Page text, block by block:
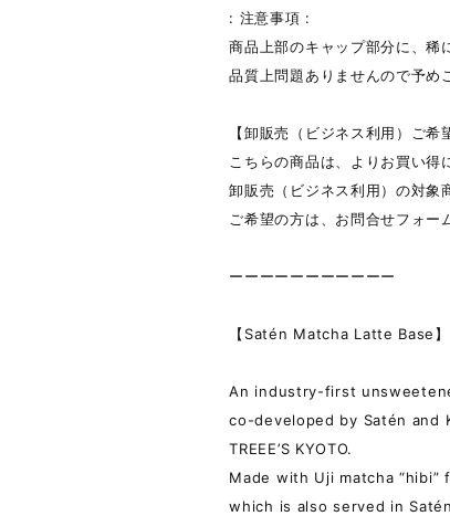
: 注意事項 :
商品上部のキャップ部分に、稀
品質上問題ありませんので予め
【卸販売（ビジネス利用）ご希
こちらの商品は、よりお買い得
卸販売（ビジネス利用）の対象
ご希望の方は、お問合せフォー
ーーーーーーーーーーー
【Satén Matcha Latte Base】
An industry-first
co-developed by Satén and
TREEE’S KYOTO.
Made with Uji matcha
which is also served in